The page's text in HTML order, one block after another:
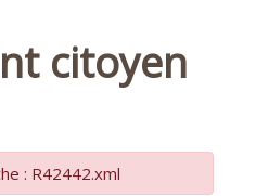
citoyen
: R42442.xml